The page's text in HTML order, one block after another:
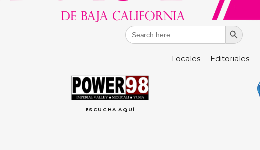
Search
for:
Search Button
Locales Editoriales
ESCUCHA AQUÍ